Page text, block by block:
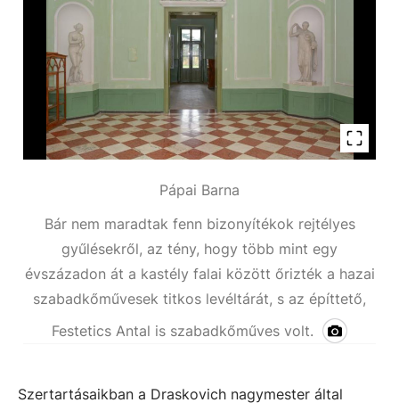
Pápai Barna
Bár nem maradtak fenn bizonyítékok rejtélyes
gyűlésekről, az tény, hogy több mint egy
évszázadon át a kastély falai között őrizték a hazai
szabadkőművesek titkos levéltárát, s az építtető,
Festetics Antal is szabadkőműves volt.
Szertartásaikban a Draskovich nagymester által